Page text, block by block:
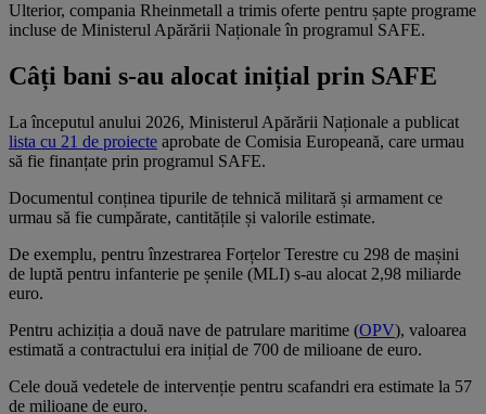
Ulterior, compania Rheinmetall a trimis oferte pentru șapte programe
incluse de Ministerul Apărării Naționale în programul SAFE.
Câți bani s-au alocat inițial prin SAFE
La începutul anului 2026, Ministerul Apărării Naționale a publicat
lista cu 21 de proiecte aprobate de Comisia Europeană, care urmau
să fie finanțate prin programul SAFE.
Documentul conținea tipurile de tehnică militară și armament ce
urmau să fie cumpărate, cantitățile și valorile estimate.
De exemplu, pentru înzestrarea Forțelor Terestre cu 298 de mașini
de luptă pentru infanterie pe șenile (MLI) s-au alocat 2,98 miliarde
euro.
Pentru achiziția a două nave de patrulare maritime (OPV), valoarea
estimată a contractului era inițial de 700 de milioane de euro.
Cele două vedetele de intervenție pentru scafandri era estimate la 57
de milioane de euro.